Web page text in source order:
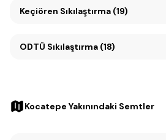
Keçiören Sıkılaştırma (19)
ODTÜ Sıkılaştırma (18)
Kocatepe Yakınındaki Semtler